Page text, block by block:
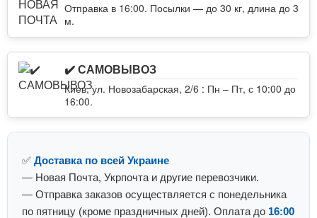
Отправка в 16:00. Посылки — до 30 кг, длина до 3
м.
✔️ САМОВЫВОЗ
Киев, ул. Новозабарская, 2/6 : Пн – Пт, с 10:00 до
16:00.
✅ Доставка по всей Украине
— Новая Почта, Укрпочта и другие перевозчики.
— Отправка заказов осуществляется с понедельника
по пятницу (кроме праздничных дней). Оплата до 16:00